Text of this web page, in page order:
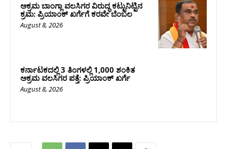
ಅಕ್ರಮ ಬಾಂಗ್ಲಾ ವಲಸಿಗರ ವಿರುದ್ಧ ಕಟ್ಟುನಿಟ್ಟಿನ
ಕ್ರಮ: ಪ್ರಿಯಾಂಕ್ ಖರ್ಗೆಗೆ ಕರವೇ ಬೆಂಬಲ
August 8, 2026
ಕರ್ನಾಟಕದಲ್ಲಿ 3 ತಿಂಗಳಲ್ಲಿ 1,000 ಶಂಕಿತ
ಅಕ್ರಮ ವಲಸಿಗರ ಪತ್ತೆ: ಪ್ರಿಯಾಂಕ್‌ ಖರ್ಗೆ
August 8, 2026